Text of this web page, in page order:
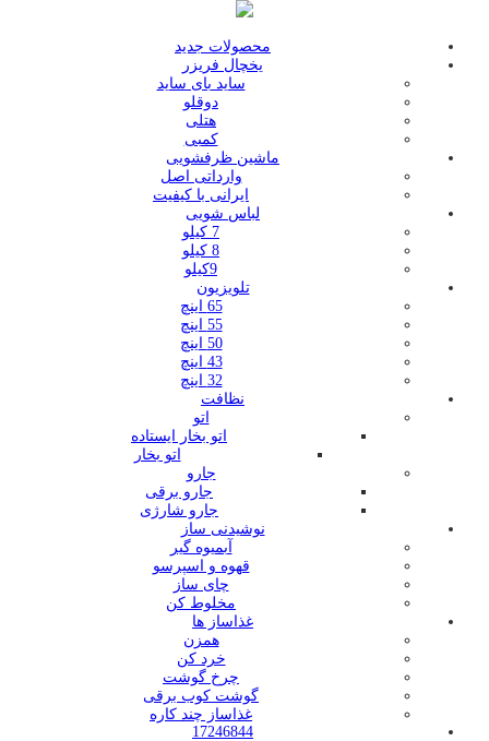
محصولات جدید
یخچال فریزر
ساید بای ساید
دوقلو
هتلی
کمبی
ماشین ظرفشویی
وارداتی اصل
ایرانی با کیفیت
لباس شویی
7 کیلو
8 کیلو
9کیلو
تلویزیون
65 اینچ
55 اینچ
50 اینچ
43 اینچ
32 اینچ
نظافت
اتو
اتو بخار ایستاده
اتو بخار
جارو
جارو برقی
جارو شارژی
نوشیدنی ساز
آبمیوه گیر
قهوه و اسپرسو
چای ساز
مخلوط کن
غذاساز ها
همزن
خرد کن
چرخ گوشت
گوشت کوب برقی
غذاساز چند کاره
17246844